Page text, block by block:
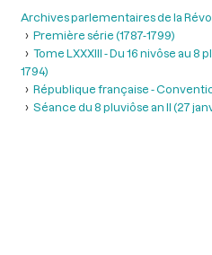
Archives parlementaires de la
Première série (1787-1799)
Tome LXXXIII - Du 16 nivôse au 8
1794)
République française -
Séance du 8 pluviôse an II (27